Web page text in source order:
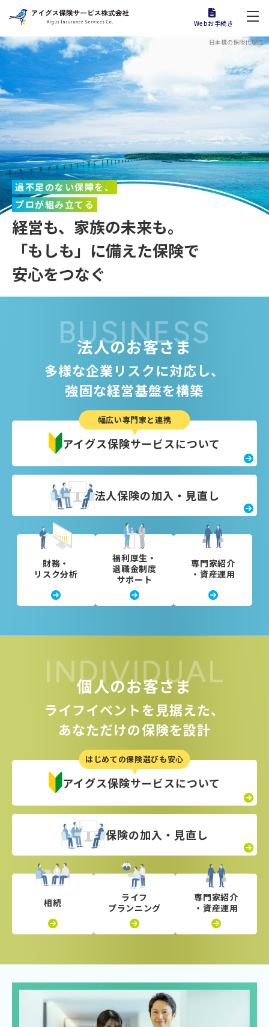
Webお手続き
日本橋の保険代理店
過不足のない保障を、
プロが組み立てる
経営も、家族の未来も。
「もしも」に備えた保険で
安心をつなぐ
BUSINESS
法人のお客さま
多様な企業リスクに対応し、
強固な経営基盤を構築
幅広い専門家と連携
アイグス保険サービスについて
法人保険の加入・見直し
財務・
リスク分析
福利厚生・
退職金制度
サポート
専門家紹介
・資産運用
INDIVIDUAL
個人のお客さま
ライフイベントを見据えた、
あなただけの保険を設計
はじめての保険選びも安心
アイグス保険サービスについて
保険の加入・見直し
相続
ライフ
プランニング
専門家紹介
・資産運用